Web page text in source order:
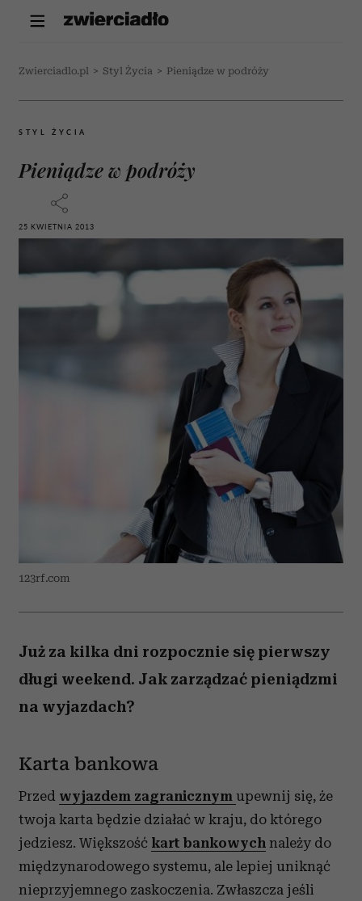
Zwierciadlo.pl > Styl Życia > Pieniądze w podróży
STYL ŻYCIA
Pieniądze w podróży
25 KWIETNIA 2013
123rf.com
Już za kilka dni rozpocznie się pierwszy
długi weekend. Jak zarządzać pieniądzmi
na wyjazdach?
Karta bankowa
Przed wyjazdem zagranicznym upewnij się, że
twoja karta będzie działać w kraju, do którego
jedziesz. Większość kart bankowych należy do
międzynarodowego systemu, ale lepiej uniknąć
nieprzyjemnego zaskoczenia. Zwłaszcza jeśli